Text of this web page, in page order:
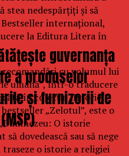
stea nedespărţiţi şi să
internaţional,
la Editura Litera în
cu volumul lui
umană”, într-o traducere
în colecţia „Istorie“,
„Zelotul”, este o
O istorie
dovedească sau să nege
traseze o istorie a religiei
guvernanța
a produselor
și furnizorii de